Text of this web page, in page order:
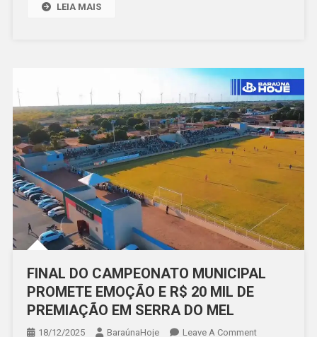
LEIA MAIS
FINAL DO CAMPEONATO MUNICIPAL
PROMETE EMOÇÃO E R$ 20 MIL DE
PREMIAÇÃO EM SERRA DO MEL
18/12/2025 BaraúnaHoje Leave A CommentOn